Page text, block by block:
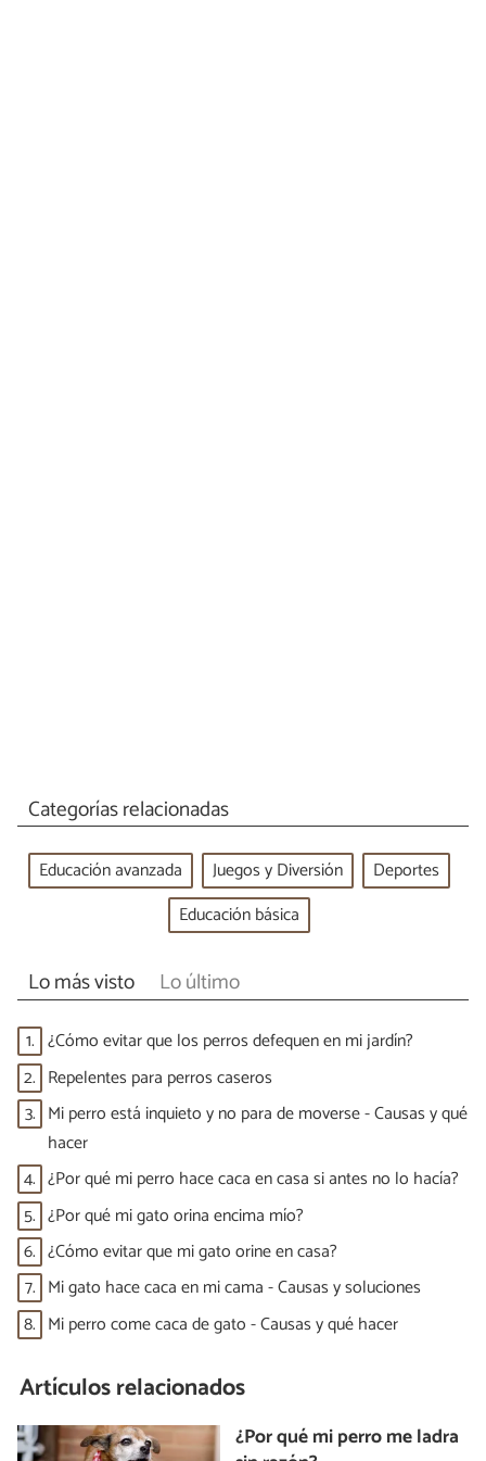
Categorías relacionadas
Educación avanzada Juegos y Diversión
Deportes
Educación básica
Lo más visto Lo último
1. ¿Cómo evitar que los perros defequen en mi jardín?
2. Repelentes para perros caseros
3. Mi perro está inquieto y no para de moverse - Causas y qué
hacer
4. ¿Por qué mi perro hace caca en casa si antes no lo hacía?
5. ¿Por qué mi gato orina encima mío?
6. ¿Cómo evitar que mi gato orine en casa?
7. Mi gato hace caca en mi cama - Causas y soluciones
8. Mi perro come caca de gato - Causas y qué hacer
Artículos relacionados
¿Por qué mi perro me ladra